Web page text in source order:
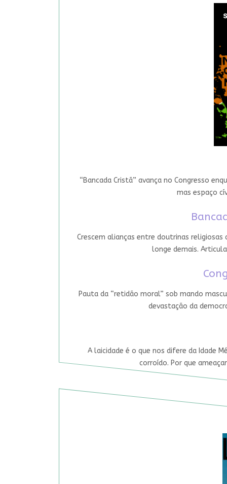
“Bancada Cristã” avança no Congresso
mas espaço
Crescem alianças entre doutrinas
longe demais.
Pauta da “retidão moral” sob mando
devastação da
A laicidade é o que nos difere da Idade
corroído. Por que